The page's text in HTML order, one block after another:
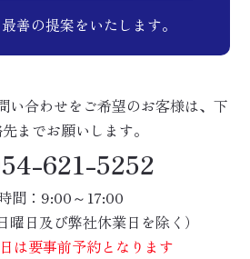
善の提案をいたします。
い合わせをご希望のお客様は、下
までお願いします。
621-5252
間：9:00～17:00
曜日及び弊社休業日を除く）
は要事前予約となります